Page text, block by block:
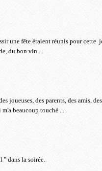
une fête étaient réunis pour
du bon vin ...
joueuses, des parents, des amis,
beaucoup touché ...
" dans la soirée.